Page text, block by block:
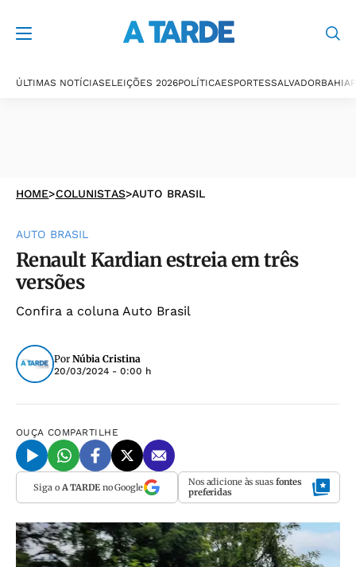
ÚLTIMAS NOTÍCIASELEIÇÕES 2026POLÍTICAESPORTESSALVADORBAHIA
HOME>COLUNISTAS>AUTO BRASIL
AUTO BRASIL
Renault Kardian estreia em três
versões
Confira a coluna Auto Brasil
Por Núbia Cristina
20/03/2024 - 0:00 h
OUÇA COMPARTILHE
Siga o A TARDEno Google Nos adicione às suas fontes
preferidas